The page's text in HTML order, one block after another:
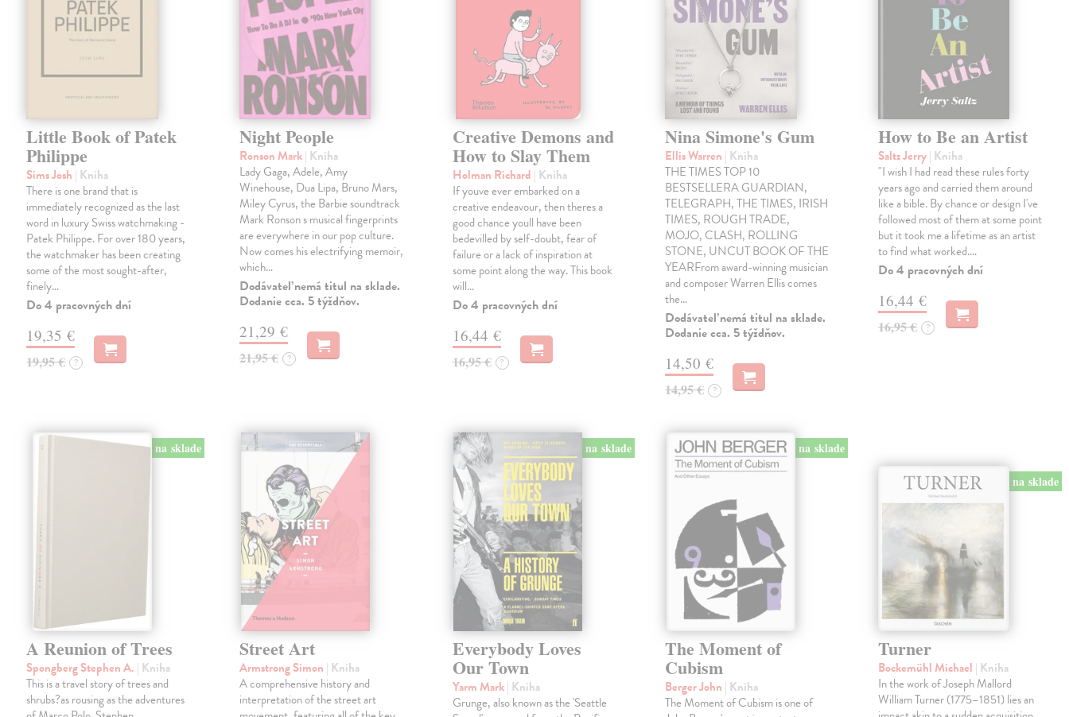
Little Book of Patek
Philippe
Sims Josh | Kniha
There is one brand that is
immediately recognized as the last
word in luxury Swiss watchmaking -
Patek Philippe. For over 180 years,
the watchmaker has been creating
some of the most sought-after,
finely…
Do 4 pracovných dní
19,35 €
19,95 € ?
Night People
Ronson Mark| Kniha
Lady Gaga, Adele, Amy
Winehouse, Dua Lipa, Bruno Mars,
Miley Cyrus, the Barbie soundtrack
Mark Ronson s musical fingerprints
are everywhere in our pop culture.
Now comes his electrifying memoir,
which…
Dodávateľ nemá titul na sklade.
Dodanie cca. 5 týždňov.
21,29 €
21,95 € ?
Creative Demons and
How to Slay Them
Holman Richard | Kniha
If youve ever embarked on a
creative endeavour, then theres a
good chance youll have been
bedevilled by self-doubt, fear of
failure or a lack of inspiration at
some point along the way. This book
will…
Do 4 pracovných dní
16,44 €
16,95 € ?
Nina Simone's Gum
Ellis Warren | Kniha
THE TIMES TOP 10
BESTSELLERA GUARDIAN,
TELEGRAPH, THE TIMES, IRISH
TIMES, ROUGH TRADE,
MOJO, CLASH, ROLLING
STONE, UNCUT BOOK OF THE
YEARFrom award-winning musician
and composer Warren Ellis comes
the…
Dodávateľ nemá titul na sklade.
Dodanie cca. 5 týždňov.
14,50 €
14,95 € ?
How to Be an Artist
Saltz Jerry| Kniha
"I wish I had read these rules forty
years ago and carried them around
like a bible. By chance or design I've
followed most of them at some point
but it took me a lifetime as an artist
to find what worked.…
Do 4 pracovných dní
16,44 €
16,95 € ?
na sklade
A Reunion of Trees
Spongberg Stephen A. | Kniha
This is a travel story of trees and
shrubs?as rousing as the adventures
Street Art
Armstrong Simon | Kniha
A comprehensive history and
interpretation of the street art
na sklade
Everybody Loves
Our Town
Yarm Mark| Kniha
Grunge, also known as the 'Seattle
na sklade
The Moment of
Cubism
Berger John | Kniha
The Moment of Cubism is one of
na sklade
Turner
Bockemühl Michael | Kniha
In the work of Joseph Mallord
William Turner (1775–1851) lies an